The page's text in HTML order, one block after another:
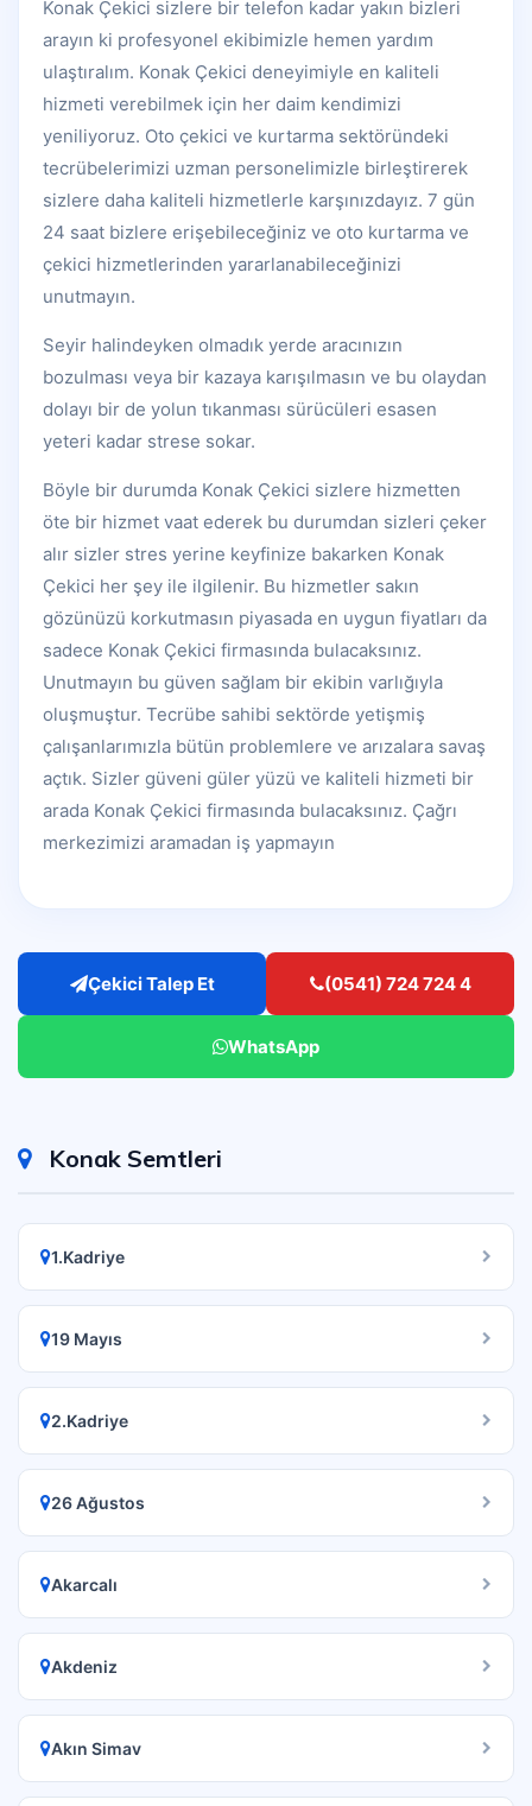
Konak Çekici sizlere bir telefon kadar yakın bizleri
arayın ki profesyonel ekibimizle hemen yardım
ulaştıralım. Konak Çekici deneyimiyle en kaliteli
hizmeti verebilmek için her daim kendimizi
yeniliyoruz. Oto çekici ve kurtarma sektöründeki
tecrübelerimizi uzman personelimizle birleştirerek
sizlere daha kaliteli hizmetlerle karşınızdayız. 7 gün
24 saat bizlere erişebileceğiniz ve oto kurtarma ve
çekici hizmetlerinden yararlanabileceğinizi
unutmayın.
Seyir halindeyken olmadık yerde aracınızın
bozulması veya bir kazaya karışılmasın ve bu olaydan
dolayı bir de yolun tıkanması sürücüleri esasen
yeteri kadar strese sokar.
Böyle bir durumda Konak Çekici sizlere hizmetten
öte bir hizmet vaat ederek bu durumdan sizleri çeker
alır sizler stres yerine keyfinize bakarken Konak
Çekici her şey ile ilgilenir. Bu hizmetler sakın
gözünüzü korkutmasın piyasada en uygun fiyatları da
sadece Konak Çekici firmasında bulacaksınız.
Unutmayın bu güven sağlam bir ekibin varlığıyla
oluşmuştur. Tecrübe sahibi sektörde yetişmiş
çalışanlarımızla bütün problemlere ve arızalara savaş
açtık. Sizler güveni güler yüzü ve kaliteli hizmeti bir
arada Konak Çekici firmasında bulacaksınız. Çağrı
merkezimizi aramadan iş yapmayın
Çekici Talep Et (0541) 724 724 4
WhatsApp
Konak Semtleri
1.Kadriye
19 Mayıs
2.Kadriye
26 Ağustos
Akarcalı
Akdeniz
Akın Simav